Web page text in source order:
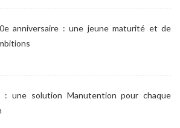
anniversaire : une jeune maturité et de
: une solution Manutention pour chaque